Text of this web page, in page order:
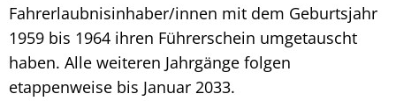
Fahrerlaubnisinhaber/innen mit dem Geburtsjahr
1959 bis 1964 ihren Führerschein umgetauscht
haben. Alle weiteren Jahrgänge folgen
etappenweise bis Januar 2033.